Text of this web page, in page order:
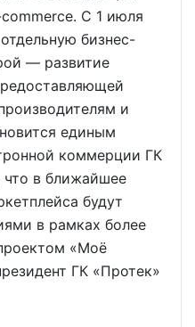
С 1 июля
бизнес-
— развитие
и
единым
коммерции ГК
что в ближайшее
будут
в рамках более
«Моё
ГК «Протек»